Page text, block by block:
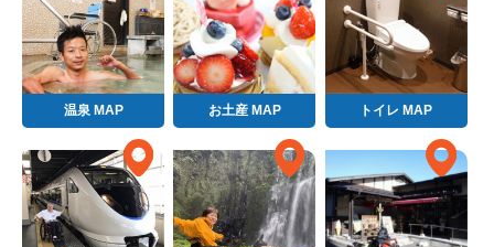
温泉 MAP お土産 MAP トイレ MAP